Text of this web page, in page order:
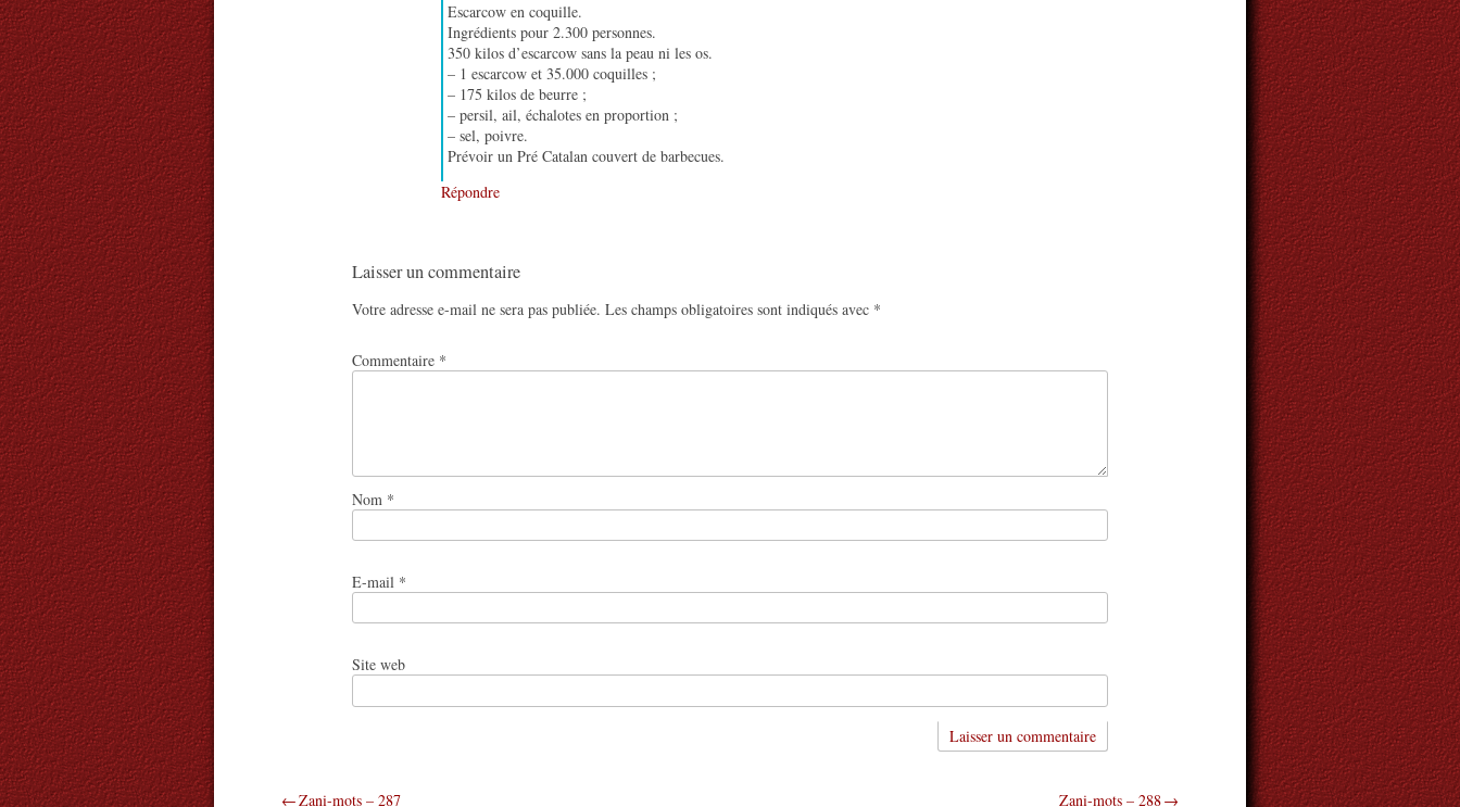
Escarcow en coquille.
Ingrédients pour 2.300 personnes.
350 kilos d’escarcow sans la peau ni les os.
– 1 escarcow et 35.000 coquilles ;
– 175 kilos de beurre ;
– persil, ail, échalotes en proportion ;
– sel, poivre.
Prévoir un Pré Catalan couvert de barbecues.
Répondre
Laisser un commentaire
Votre adresse e-mail ne sera pas publiée. Les champs obligatoires sont indiqués avec *
Commentaire *
Nom *
E-mail *
Site web
Zani-mots – 287 Zani-mots – 288